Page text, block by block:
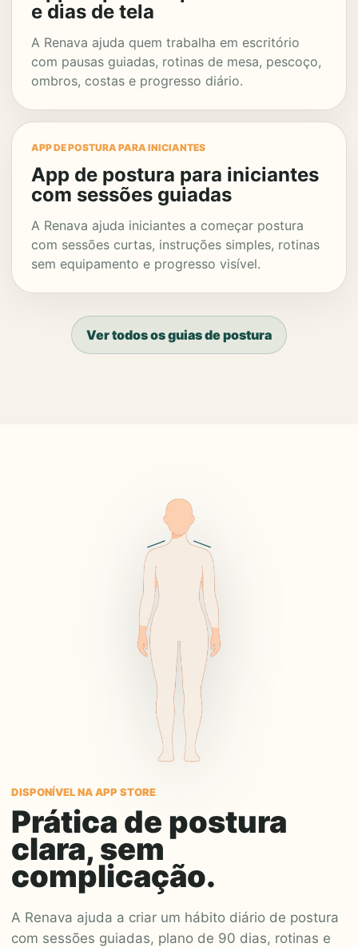
e dias de tela
A Renava ajuda quem trabalha em escritório
com pausas guiadas, rotinas de mesa, pescoço,
ombros, costas e progresso diário.
APP DE POSTURA PARA INICIANTES
App de postura para iniciantes
com sessões guiadas
A Renava ajuda iniciantes a começar postura
com sessões curtas, instruções simples, rotinas
sem equipamento e progresso visível.
Ver todos os guias de postura
DISPONÍVEL NA APP STORE
Prática de postura
clara, sem
complicação.
A Renava ajuda a criar um hábito diário de postura
com sessões guiadas, plano de 90 dias, rotinas e